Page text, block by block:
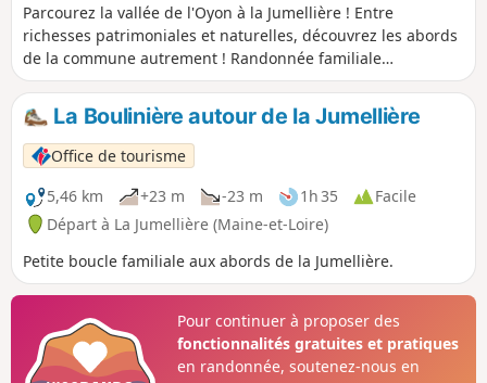
Parcourez la vallée de l'Oyon à la Jumellière ! Entre
richesses patrimoniales et naturelles, découvrez les abords
de la commune autrement ! Randonnée familiale
accessible.
La Boulinière autour de la Jumellière
Office de tourisme
5,46 km
+23 m -23 m 1h 35
Facile
Départ à La Jumellière (Maine-et-Loire)
Petite boucle familiale aux abords de la Jumellière.
Pour continuer à proposer des
fonctionnalités gratuites et pratiques
en randonnée, soutenez-nous en